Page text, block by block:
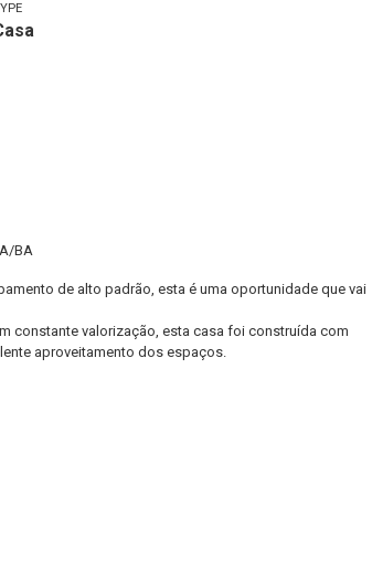
BA
de alto padrão, esta é uma oportunidade que vai
constante valorização, esta casa foi construída com
aproveitamento dos espaços.